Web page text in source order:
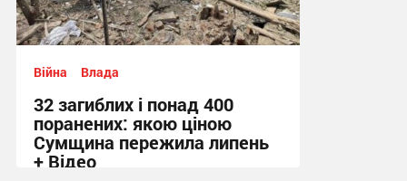
Війна Влада
32 загиблих і понад 400
поранених: якою ціною
Сумщина пережила липень
+ Відео